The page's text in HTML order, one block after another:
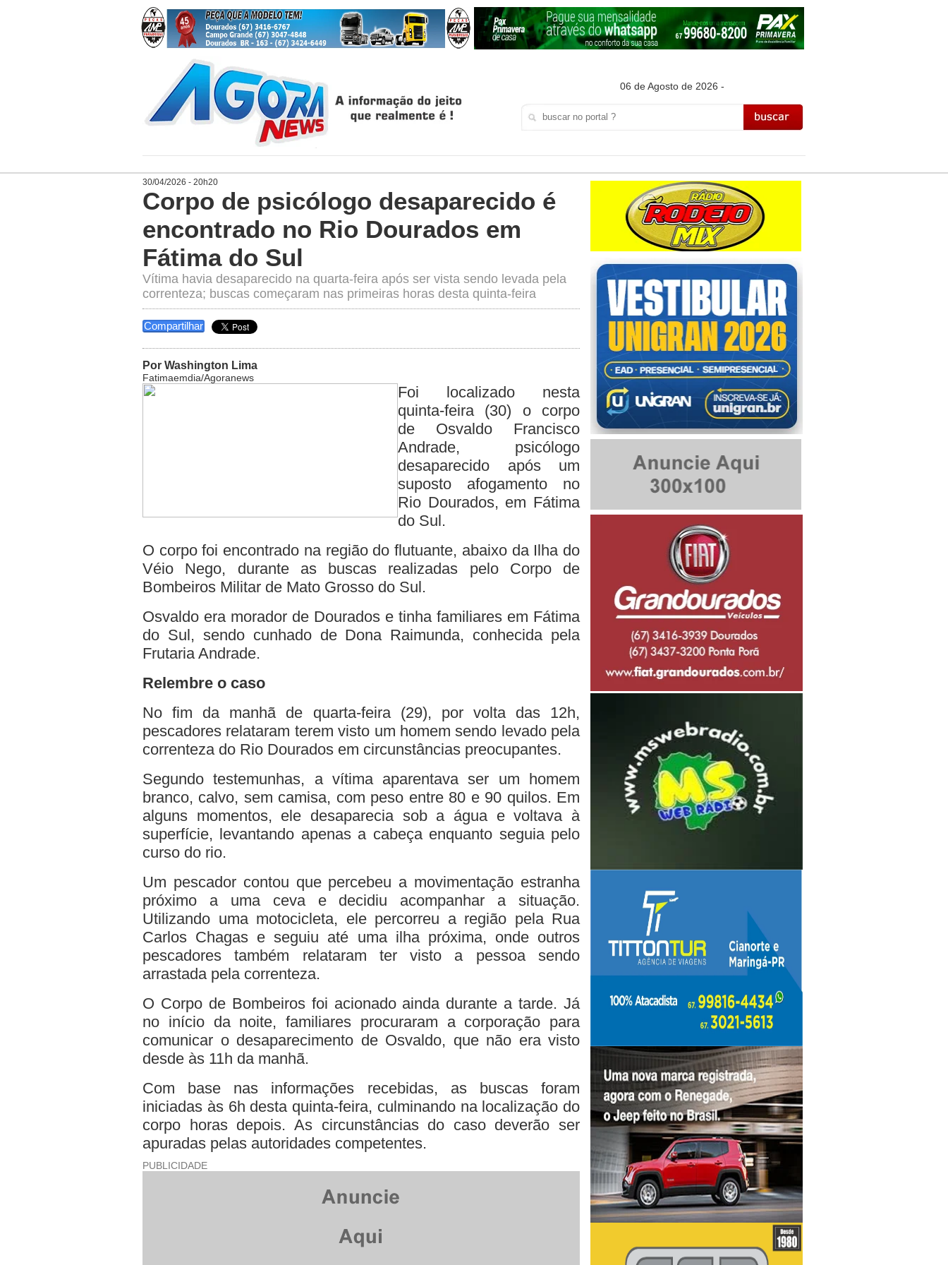
06 de Agosto de 2026 -
30/04/2026 - 20h20
Corpo de psicólogo desaparecido é
encontrado no Rio Dourados em
Fátima do Sul
Vítima havia desaparecido na quarta-feira após ser vista sendo levada pela
correnteza; buscas começaram nas primeiras horas desta quinta-feira
Compartilhar
Por Washington Lima
Fatimaemdia/Agoranews
Foi localizado nesta
quinta-feira (30) o corpo
de Osvaldo Francisco
Andrade, psicólogo
desaparecido após um
suposto afogamento no
Rio Dourados, em Fátima
do Sul.
O corpo foi encontrado na região do flutuante, abaixo da Ilha do
Véio Nego, durante as buscas realizadas pelo Corpo de
Bombeiros Militar de Mato Grosso do Sul.
Osvaldo era morador de Dourados e tinha familiares em Fátima
do Sul, sendo cunhado de Dona Raimunda, conhecida pela
Frutaria Andrade.
Relembre o caso
No fim da manhã de quarta-feira (29), por volta das 12h,
pescadores relataram terem visto um homem sendo levado pela
correnteza do Rio Dourados em circunstâncias preocupantes.
Segundo testemunhas, a vítima aparentava ser um homem
branco, calvo, sem camisa, com peso entre 80 e 90 quilos. Em
alguns momentos, ele desaparecia sob a água e voltava à
superfície, levantando apenas a cabeça enquanto seguia pelo
curso do rio.
Um pescador contou que percebeu a movimentação estranha
próximo a uma ceva e decidiu acompanhar a situação.
Utilizando uma motocicleta, ele percorreu a região pela Rua
Carlos Chagas e seguiu até uma ilha próxima, onde outros
pescadores também relataram ter visto a pessoa sendo
arrastada pela correnteza.
O Corpo de Bombeiros foi acionado ainda durante a tarde. Já
no início da noite, familiares procuraram a corporação para
comunicar o desaparecimento de Osvaldo, que não era visto
desde às 11h da manhã.
Com base nas informações recebidas, as buscas foram
iniciadas às 6h desta quinta-feira, culminando na localização do
corpo horas depois. As circunstâncias do caso deverão ser
apuradas pelas autoridades competentes.
PUBLICIDADE